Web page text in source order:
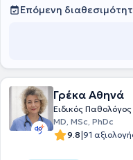
εργασία ή οδήγηση.
φακέλων ΚΕΠΑ,
και απόλυτο σεβασμό στον
Επόμενη
Γρέκα Αθηνά
Ειδικός
MD, MSc, PhDc
9.8|91